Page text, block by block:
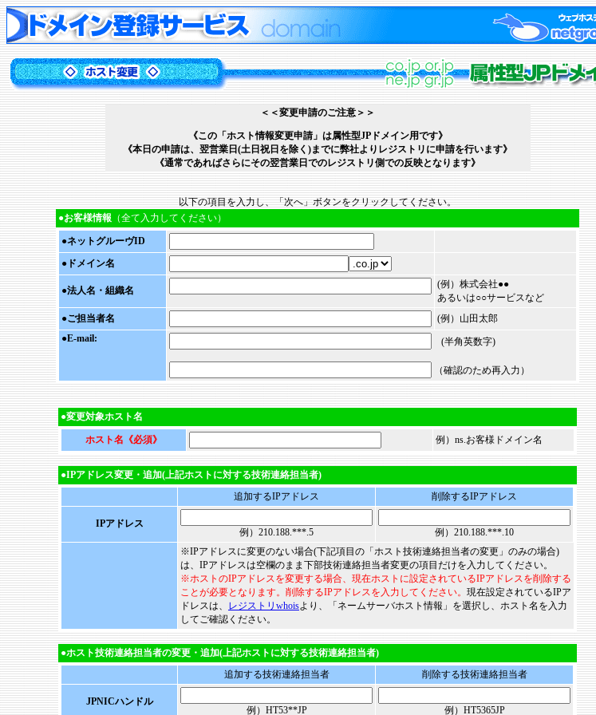
＜＜変更申請のご注意＞＞
《この「ホスト情報変更申請」は属性型JPドメイン用です》
《本日の申請は、翌営業日(土日祝日を除く)までに弊社よりレジストリに申請を行います》
《通常であればさらにその翌営業日でのレジストリ側での反映となります》
以下の項目を入力し、「次へ」ボタンをクリックしてください。
●お客様情報 （全て入力してください）
●ネットグルーヴID
●ドメイン名
●法人名・組織名
(例）株式会社●●
あるいは○○サービスなど
●ご担当者名
(例）山田太郎
●E-mail: (半角英数字)
（確認のため再入力）
●変更対象ホスト名
ホスト名《必須》 例）ns.お客様ドメイン名
●IPアドレス変更・追加(上記ホストに対する技術連絡担当者)
追加するIPアドレス
削除するIPアドレス
IPアドレス
例）210.188.***.5
例）210.188.***.10
※IPアドレスに変更のない場合(下記項目の「ホスト技術連絡担当者の変更」のみの場合)
は、IPアドレスは空欄のまま下部技術連絡担当者変更の項目だけを入力してください。
※ホストのIPアドレスを変更する場合、現在ホストに設定されているIPアドレスを削除する
ことが必要となります。削除するIPアドレスを入力してください。 現在設定されているIPア
ドレスは、 レジストリwhoisより、「ネームサーバホスト情報」を選択し、ホスト名を入力
してご確認ください。
●ホスト技術連絡担当者の変更・追加(上記ホストに対する技術連絡担当者)
追加する技術連絡担当者
削除する技術連絡担当者
JPNICハンドル
例）HT53**JP 例）HT5365JP